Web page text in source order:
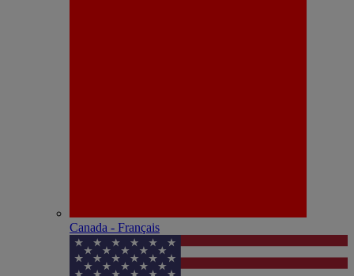
Canada - Français